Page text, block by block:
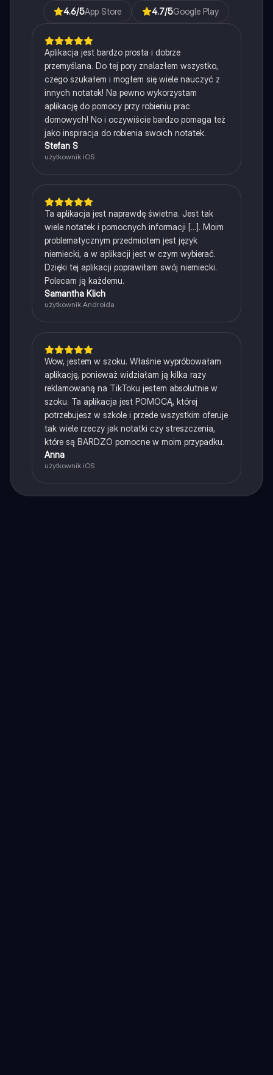
4.6/5App Store 4.7/5Google Play
Aplikacja jest bardzo prosta i dobrze
przemyślana. Do tej pory znalazłem wszystko,
czego szukałem i mogłem się wiele nauczyć z
innych notatek! Na pewno wykorzystam
aplikację do pomocy przy robieniu prac
domowych! No i oczywiście bardzo pomaga też
jako inspiracja do robienia swoich notatek.
Stefan S
użytkownik iOS
Ta aplikacja jest naprawdę świetna. Jest tak
wiele notatek i pomocnych informacji [...]. Moim
problematycznym przedmiotem jest język
niemiecki, a w aplikacji jest w czym wybierać.
Dzięki tej aplikacji poprawiłam swój niemiecki.
Polecam ją każdemu.
Samantha Klich
użytkownik Androida
Wow, jestem w szoku. Właśnie wypróbowałam
aplikację, ponieważ widziałam ją kilka razy
reklamowaną na TikToku jestem absolutnie w
szoku. Ta aplikacja jest POMOCĄ, której
potrzebujesz w szkole i przede wszystkim oferuje
tak wiele rzeczy jak notatki czy streszczenia,
które są BARDZO pomocne w moim przypadku.
Anna
użytkownik iOS